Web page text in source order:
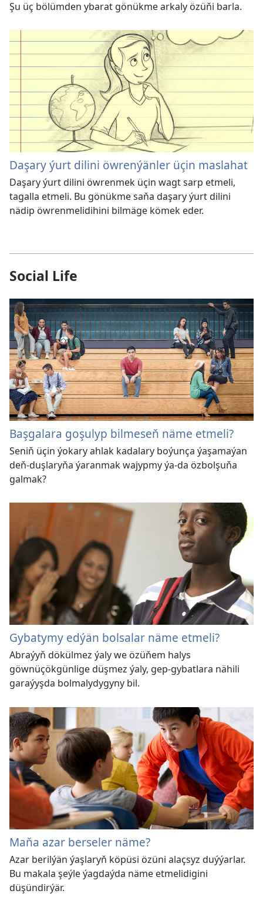
Şu üç bölümden ybarat gönükme arkaly özüňi barla.
Daşary ýurt dilini öwrenýänler üçin maslahat
Daşary ýurt dilini öwrenmek üçin wagt sarp etmeli,
tagalla etmeli. Bu gönükme saňa daşary ýurt dilini
nädip öwrenmelidihini bilmäge kömek eder.
Social Life
Başgalara goşulyp bilmeseň näme etmeli?
Seniň üçin ýokary ahlak kadalary boýunça ýaşamaýan
deň-duşlaryňa ýaranmak wajypmy ýa-da özbolşuňa
galmak?
Gybatymy edýän bolsalar näme etmeli?
Abraýyň dökülmez ýaly we özüňem halys
göwnüçökgünlige düşmez ýaly, gep-gybatlara nähili
garaýyşda bolmalydygyny bil.
Maňa azar berseler näme?
Azar berilýän ýaşlaryň köpüsi özüni alaçsyz duýýarlar.
Bu makala şeýle ýagdaýda näme etmelidigini
düşündirýär.